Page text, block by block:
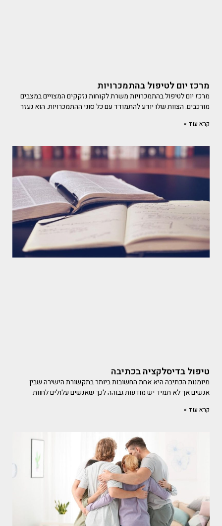
מרכז יום לטיפול בהתמכרויות
מרכז יום לטיפול בהתמכרויות משרת לקוחות נזקקים המצויים במצבים
מורכבים. הצוות שלו יודע להתמודד עם כל סוגי ההתמכרויות. הוא נעזר
קרא עוד »
טיפול בדיסלקציה בכתיבה
מיומנות הכתיבה היא אחת החשובות ביותר בתקשורת הישירה שבין
אנשים אך לא תמיד יש מודעות גבוהה לכך שאנשים עלולים לחוות
קרא עוד »